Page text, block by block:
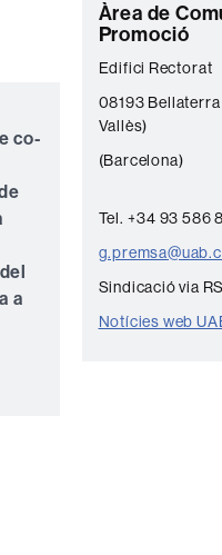
co-
a
C
o
n
t
a
c
t
e
Àrea de
Promoció
Edifici Rectorat
08193
Vallès)
(Barcelona)
Tel. +34 93 586
Sindicació via
Notícies web